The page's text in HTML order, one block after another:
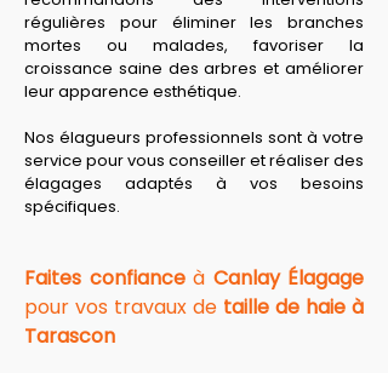
régulières pour éliminer les branches
mortes ou malades, favoriser la
croissance saine des arbres et améliorer
leur apparence esthétique.
Nos élagueurs professionnels sont à votre
service pour vous conseiller et réaliser des
élagages adaptés à vos besoins
spécifiques.
Faites confiance à Canlay Élagage
pour vos travaux de taille de haie à
Tarascon